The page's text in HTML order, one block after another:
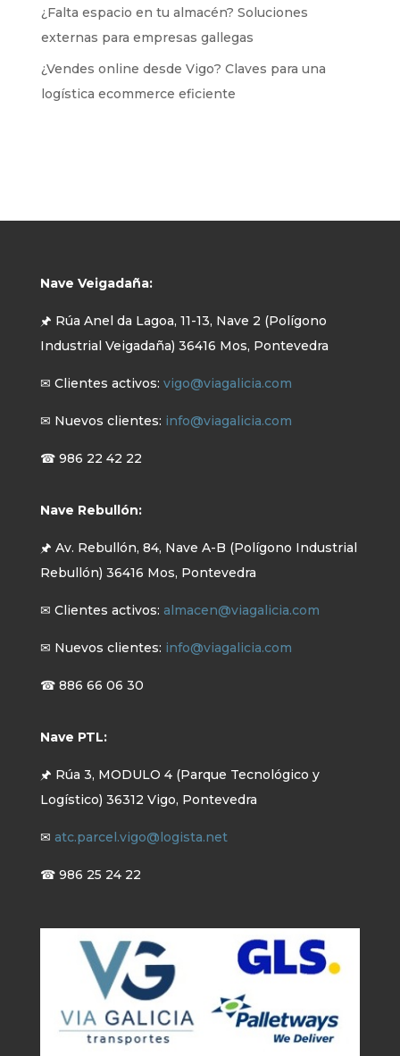
¿Falta espacio en tu almacén? Soluciones
externas para empresas gallegas
¿Vendes online desde Vigo? Claves para una
logística ecommerce eficiente
Nave Veigadaña:
🖈 Rúa Anel da Lagoa, 11-13, Nave 2 (Polígono
Industrial Veigadaña) 36416 Mos, Pontevedra
✉ Clientes activos: vigo@viagalicia.com
✉ Nuevos clientes: info@viagalicia.com
☎ 986 22 42 22
Nave Rebullón:
🖈 Av. Rebullón, 84, Nave A-B (Polígono Industrial
Rebullón) 36416 Mos, Pontevedra
✉ Clientes activos: almacen@viagalicia.com
✉ Nuevos clientes: info@viagalicia.com
☎ 886 66 06 30
Nave PTL:
🖈 Rúa 3, MODULO 4 (Parque Tecnológico y
Logístico) 36312 Vigo, Pontevedra
✉ atc.parcel.vigo@logista.net
☎ 986 25 24 22